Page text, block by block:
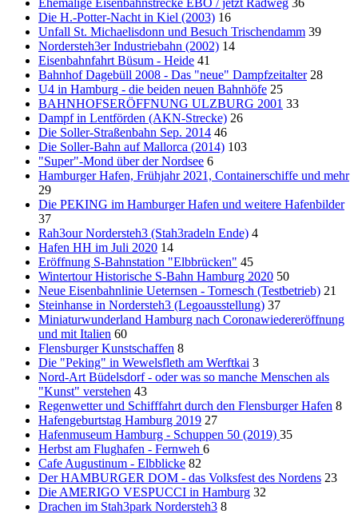
Ehemalige Eisenbahnstrecke EBO / jetzt Radweg 36
Die H.-Potter-Nacht in Kiel (2003) 16
Unfall St. Michaelisdonn und Besuch Trischendamm 39
Nordersteh3er Industriebahn (2002) 14
Eisenbahnfahrt Büsum - Heide 41
Bahnhof Dagebüll 2008 - Das "neue" Dampfzeitalter 28
U4 in Hamburg - die beiden neuen Bahnhöfe 25
BAHNHOFSERÖFFNUNG ULZBURG 2001 33
Dampf in Lentförden (AKN-Strecke) 26
Die Soller-Straßenbahn Sep. 2014 46
Die Soller-Bahn auf Mallorca (2014) 103
"Super"-Mond über der Nordsee 6
Hamburger Hafen, Frühjahr 2021, Containerschiffe und mehr
29
Die PEKING im Hamburger Hafen und weitere Hafenbilder
37
Rah3our Nordersteh3 (Stah3radeln Ende) 4
Hafen HH im Juli 2020 14
Eröffnung S-Bahnstation "Elbbrücken" 45
Wintertour Historische S-Bahn Hamburg 2020 50
Neue Eisenbahnlinie Ueternsen - Tornesch (Testbetrieb) 21
Steinhanse in Nordersteh3 (Legoausstellung) 37
Miniaturwunderland Hamburg nach Coronawiedereröffnung
und mit Italien 60
Flensburger Kunstschaffen 8
Die "Peking" in Wewelsfleth am Werftkai 3
Nord-Art Büdelsdorf - oder was so manche Menschen als
"Kunst" verstehen 43
Regenwetter und Schifffahrt durch den Flensburger Hafen 8
Hafengeburtstag Hamburg 2019 27
Hafenmuseum Hamburg - Schuppen 50 (2019) 35
Herbst am Flughafen - Fernweh 6
Cafe Augustinum - Elbblicke 82
Der HAMBURGER DOM - das Volksfest des Nordens 23
Die AMERIGO VESPUCCI in Hamburg 32
Drachen im Stah3park Nordersteh3 8